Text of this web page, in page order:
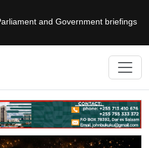
and Government briefings